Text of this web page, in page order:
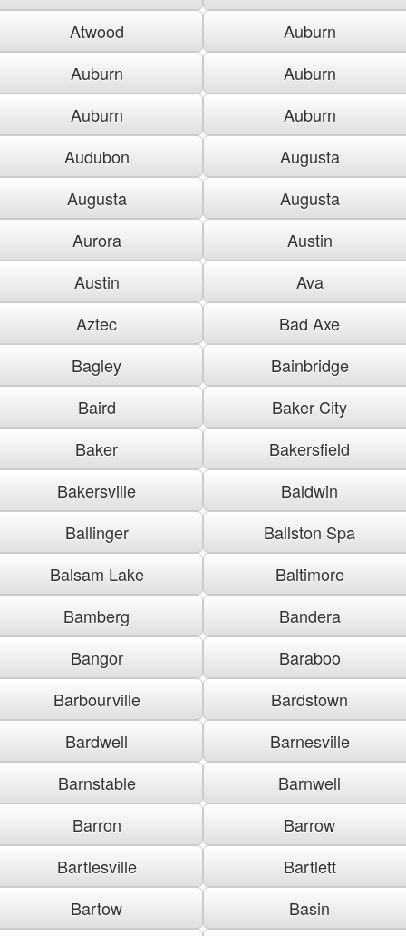
Atwood
Auburn
Auburn
Auburn
Auburn
Auburn
Audubon
Augusta
Augusta
Augusta
Aurora
Austin
Austin
Ava
Aztec
Bad Axe
Bagley
Bainbridge
Baird
Baker City
Baker
Bakersfield
Bakersville
Baldwin
Ballinger
Ballston Spa
Balsam Lake
Baltimore
Bamberg
Bandera
Bangor
Baraboo
Barbourville
Bardstown
Bardwell
Barnesville
Barnstable
Barnwell
Barron
Barrow
Bartlesville
Bartlett
Bartow
Basin